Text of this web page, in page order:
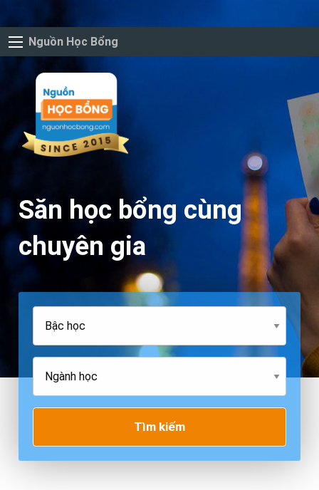
Nguồn Học Bổng
Săn học bổng cùng
chuyên gia
Tìm kiếm